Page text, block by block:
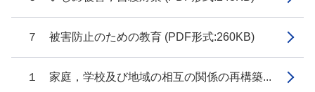
７ 被害防止のための教育 (PDF形式:260KB)
１ 家庭，学校及び地域の相互の関係の再構築...